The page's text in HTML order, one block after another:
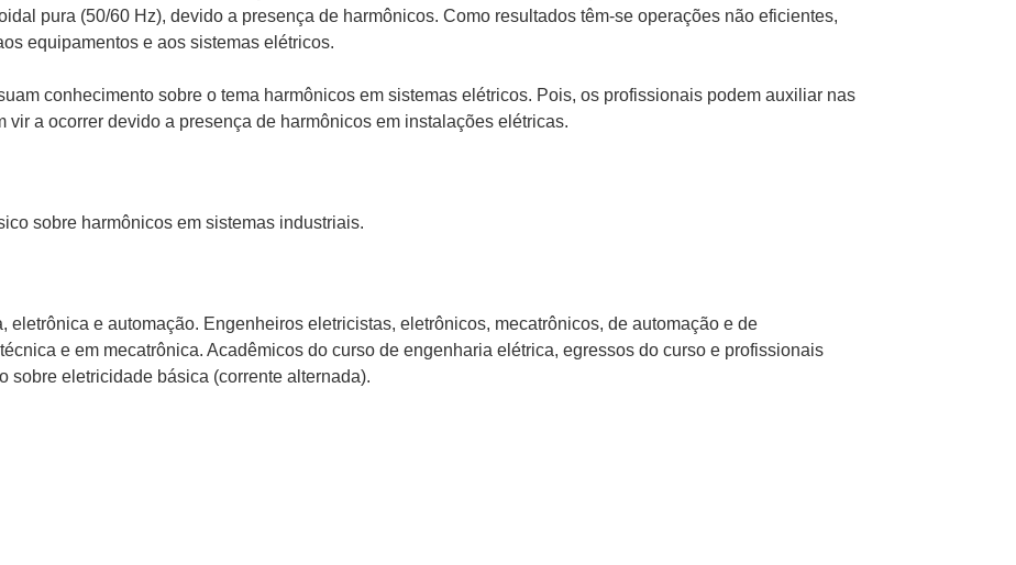
pura (50/60 Hz), devido a presença de harmônicos. Como resultados têm-se operações não eficientes,
equipamentos e aos sistemas elétricos.
conhecimento sobre o tema harmônicos em sistemas elétricos. Pois, os profissionais podem auxiliar nas
a ocorrer devido a presença de harmônicos em instalações elétricas.
sobre harmônicos em sistemas industriais.
eletrônica e automação. Engenheiros eletricistas, eletrônicos, mecatrônicos, de automação e de
e em mecatrônica. Acadêmicos do curso de engenharia elétrica, egressos do curso e profissionais
sobre eletricidade básica (corrente alternada).